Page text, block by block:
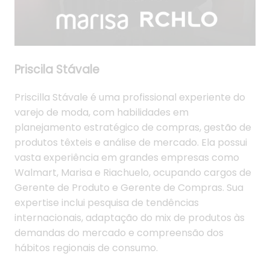
Priscila Stávale
Priscilla Stávale é uma profissional experiente do
varejo de moda, com habilidades em
planejamento estratégico de compras, gestão de
produtos têxteis e análise de mercado. Ela possui
vasta experiência em grandes empresas como
Walmart, Marisa e Riachuelo, ocupando cargos de
Gerente de Produto e Gerente de Compras. Sua
expertise inclui pesquisa de tendências
internacionais, adaptação do mix de produtos às
demandas do mercado e compreensão dos
hábitos regionais de consumo.